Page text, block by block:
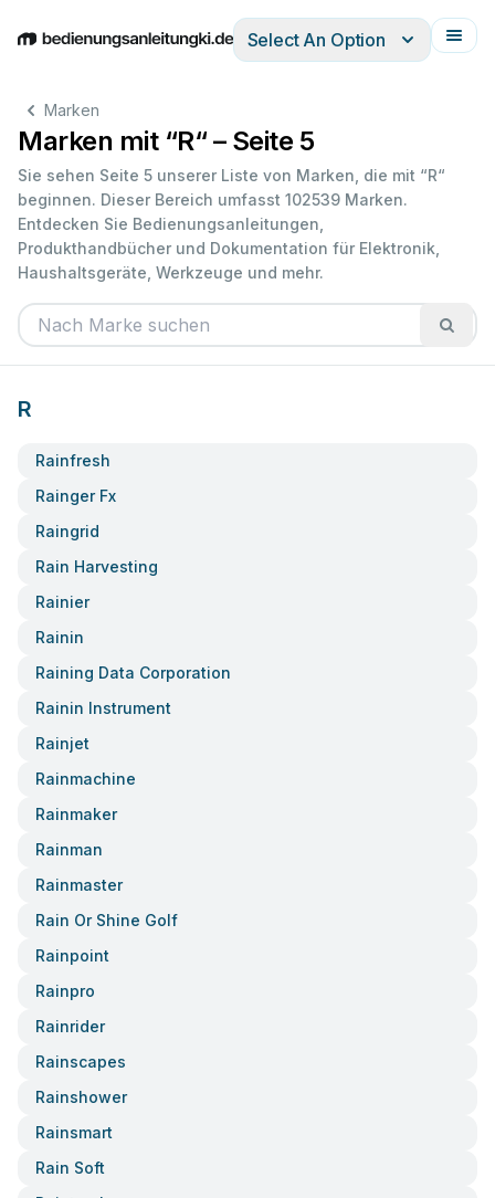
EnglishDeutschEspañolItalianoFrançais
Select An Option
Marken
Marken mit “R“ – Seite 5
Sie sehen Seite 5 unserer Liste von Marken, die mit “R“
beginnen. Dieser Bereich umfasst 102539 Marken.
Entdecken Sie Bedienungsanleitungen,
Produkthandbücher und Dokumentation für Elektronik,
Haushaltsgeräte, Werkzeuge und mehr.
R
Rainfresh
Rainger Fx
Raingrid
Rain Harvesting
Rainier
Rainin
Raining Data Corporation
Rainin Instrument
Rainjet
Rainmachine
Rainmaker
Rainman
Rainmaster
Rain Or Shine Golf
Rainpoint
Rainpro
Rainrider
Rainscapes
Rainshower
Rainsmart
Rain Soft